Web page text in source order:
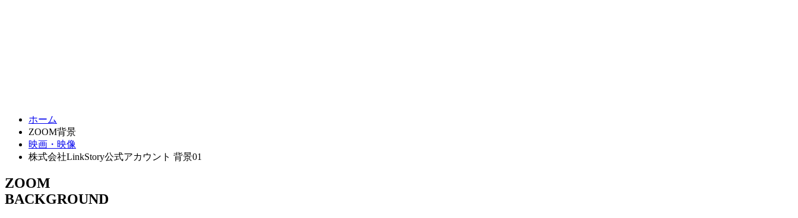
ホーム
ZOOM背景
映画・映像
株式会社LinkStory公式アカウント 背景01
ZOOM
BACKGROUND